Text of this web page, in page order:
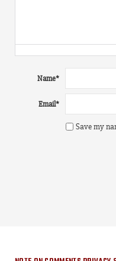
Name*
Email*
Save my